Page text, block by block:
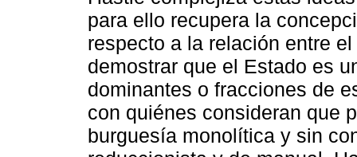
para ello recupera la
respecto a la relación entre
demostrar que el Estado es
dominantes o fracciones de
con quiénes consideran que
burguesía monolítica y sin